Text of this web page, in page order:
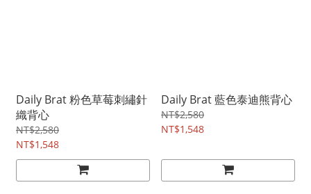
Daily Brat 粉色草莓刺繡針
織背心
NT$2,580
NT$1,548
Daily Brat 藍色泰迪熊背心
NT$2,580
NT$1,548